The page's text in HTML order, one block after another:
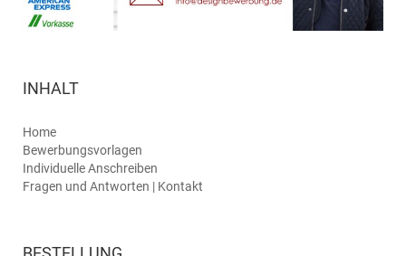
INHALT
Home
Bewerbungsvorlagen
Individuelle Anschreiben
Fragen und Antworten | Kontakt